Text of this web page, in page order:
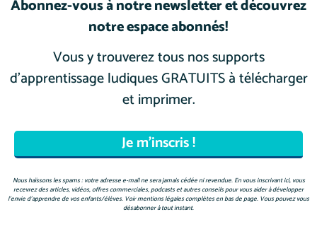
JEU À TESTER: PUISSANCE 4 DE LA LECTURE
Découvre dans cet article comment utiliser les grilles
de Puissance 4 de la lecture de notre espace abonnés
pour aider …
Abonnez-vous à notre newsletter et découvrez
notre espace abonnés!
Vous y trouverez tous nos supports
d’apprentissage ludiques GRATUITS à télécharger
et imprimer.
Nous haïssons les spams : votre adresse e-mail ne sera jamais cédée ni revendue. En vous inscrivant ici, vous
recevrez des articles, vidéos, offres commerciales, podcasts et autres conseils pour vous aider à développer
l’envie d’apprendre de vos enfants/élèves. Voir mentions légales complètes en bas de page. Vous pouvez vous
désabonner à tout instant.